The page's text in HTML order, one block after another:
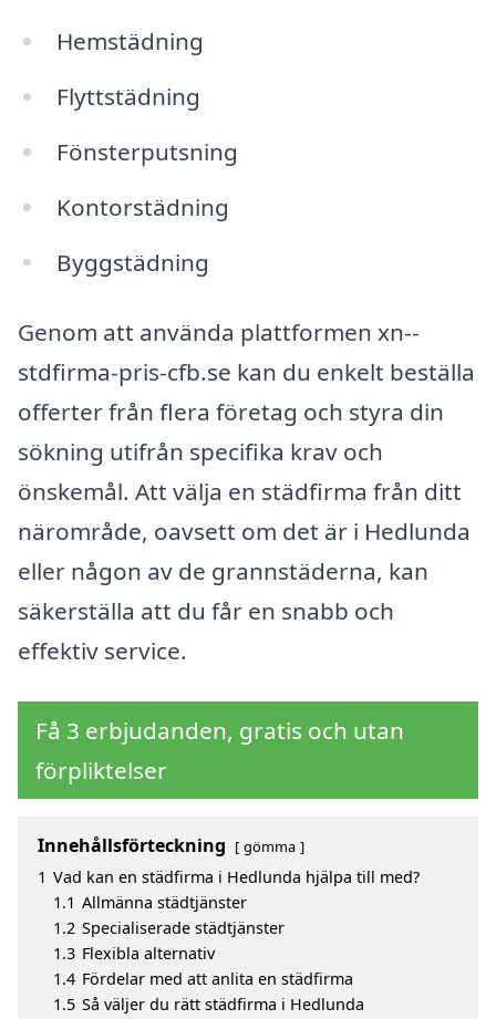
Hemstädning
Flyttstädning
Fönsterputsning
Kontorstädning
Byggstädning
Genom att använda plattformen xn--
stdfirma-pris-cfb.se kan du enkelt beställa
offerter från flera företag och styra din
sökning utifrån specifika krav och
önskemål. Att välja en städfirma från ditt
närområde, oavsett om det är i Hedlunda
eller någon av de grannstäderna, kan
säkerställa att du får en snabb och
effektiv service.
Få 3 erbjudanden, gratis och utan
förpliktelser
Innehållsförteckning gömma
1 Vad kan en städfirma i Hedlunda hjälpa till med?
1.1 Allmänna städtjänster
1.2 Specialiserade städtjänster
1.3 Flexibla alternativ
1.4 Fördelar med att anlita en städfirma
1.5 Så väljer du rätt städfirma i Hedlunda